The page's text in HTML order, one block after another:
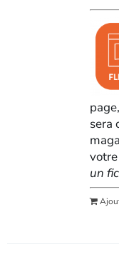
sera
un